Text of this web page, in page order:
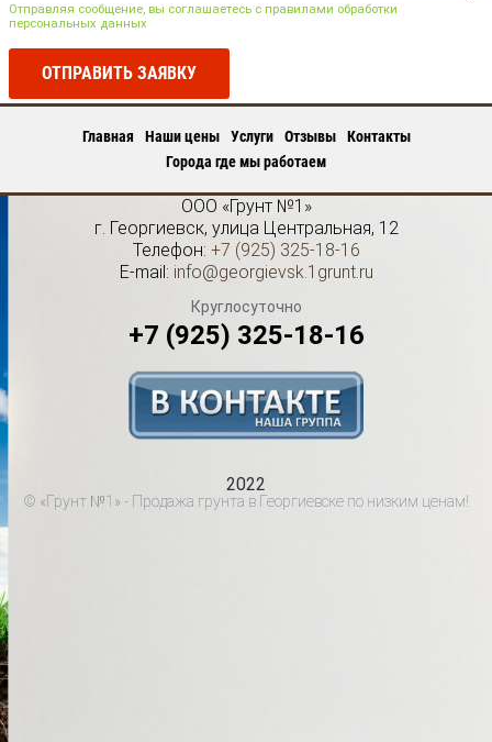
Отправляя сообщение, вы соглашаетесь с правилами обработки
персональных данных
ОТПРАВИТЬ ЗАЯВКУ
Главная Наши цены Услуги Отзывы
Контакты
Города где мы работаем
ООО «Грунт №1»
г. Георгиевск, улица Центральная, 12
Телефон: +7 (925) 325-18-16
E-mail: info@georgievsk.1grunt.ru
Круглосуточно
+7 (925) 325-18-16
2022
© «Грунт №1» - Продажа грунта в Георгиевске по низким ценам!